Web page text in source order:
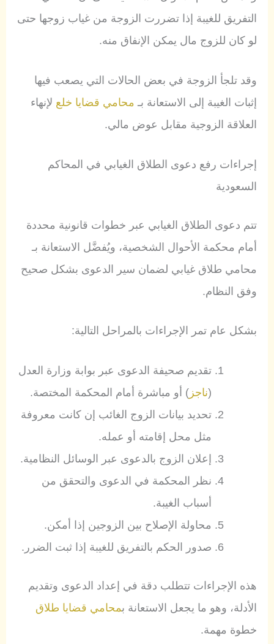
التفريق للغيبة إذا تضررت الزوجة من غياب زوجها حتى
لو كان للزوج مال يمكن الإنفاق منه.
وقد تلجأ الزوجة في بعض الحالات التي يصعب فيها
إثبات الغيبة إلى الاستعانة بـ محامي قضايا خلع لإنهاء
العلاقة الزوجية مقابل عوض مالي.
إجراءات رفع دعوى الطلاق الغيابي في المحاكم
السعودية
تتم دعوى الطلاق الغيابي عبر خطوات قانونية محددة
أمام محكمة الأحوال الشخصية، ويُفضَّل الاستعانة بـ
محامي طلاق غيابي لضمان سير الدعوى بشكل صحيح
وفق النظام.
بشكل عام تمر الإجراءات بالمراحل التالية:
تقديم صحيفة الدعوى عبر بوابة وزارة العدل
(ناجز ) أو مباشرة أمام المحكمة المختصة.
تحديد بيانات الزوج الغائب إن كانت معروفة
مثل محل إقامته أو عمله.
إعلان الزوج بالدعوى عبر الوسائل النظامية.
نظر المحكمة في الدعوى والتحقق من
أسباب الغيبة.
محاولة الإصلاح بين الزوجين إذا أمكن.
صدور الحكم بالتفريق للغيبة إذا ثبت الضرر.
هذه الإجراءات تتطلب دقة في إعداد الدعوى وتقديم
الأدلة، وهو ما يجعل الاستعانة بمحامي قضايا طلاق
خطوة مهمة.